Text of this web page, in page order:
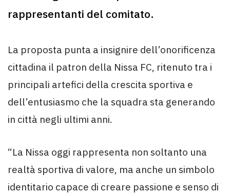
rappresentanti del comitato.
La proposta punta a insignire dell’onorificenza
cittadina il patron della Nissa FC, ritenuto tra i
principali artefici della crescita sportiva e
dell’entusiasmo che la squadra sta generando
in città negli ultimi anni.
“La Nissa oggi rappresenta non soltanto una
realtà sportiva di valore, ma anche un simbolo
identitario capace di creare passione e senso di